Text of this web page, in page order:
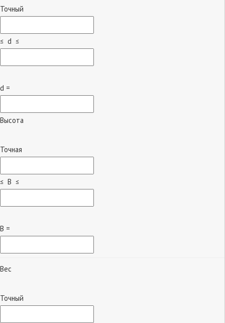
Точный
≤ d ≤
d =
Высота
Точная
≤ B ≤
B =
Вес
Точный